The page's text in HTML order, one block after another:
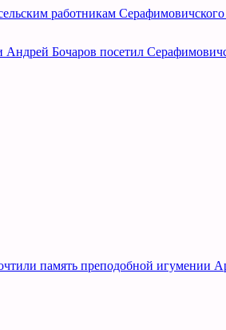
работникам
Андрей Бочаров посетил
память преподобной игумении